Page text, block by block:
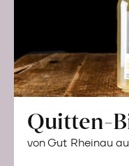
Quitten-
von Gut Rheinau